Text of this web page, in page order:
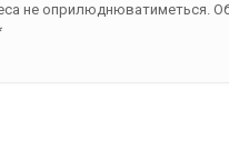
не оприлюднюватиметься.